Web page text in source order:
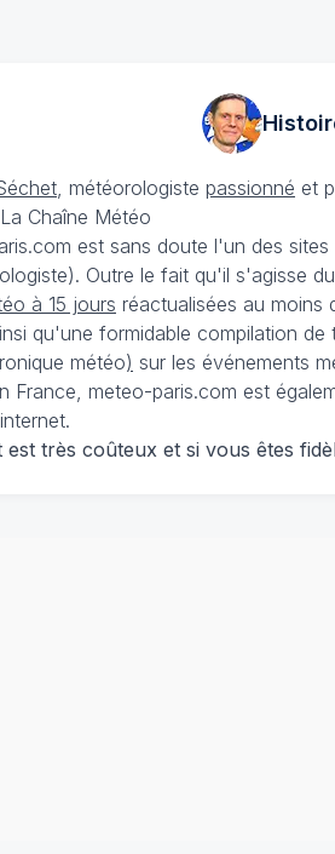
, météorologiste passionné et
Chaîne Météo
est sans doute l'un des
Outre le fait qu'il s'agisse
à 15 jours réactualisées au moins
qu'une formidable compilation
météo) sur les événements
France, meteo-paris.com est
très coûteux et si vous êtes